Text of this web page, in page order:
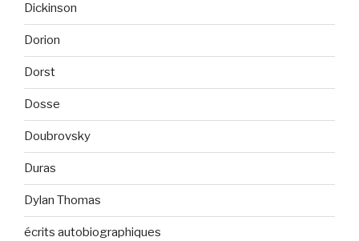
Dickinson
Dorion
Dorst
Dosse
Doubrovsky
Duras
Dylan Thomas
écrits autobiographiques